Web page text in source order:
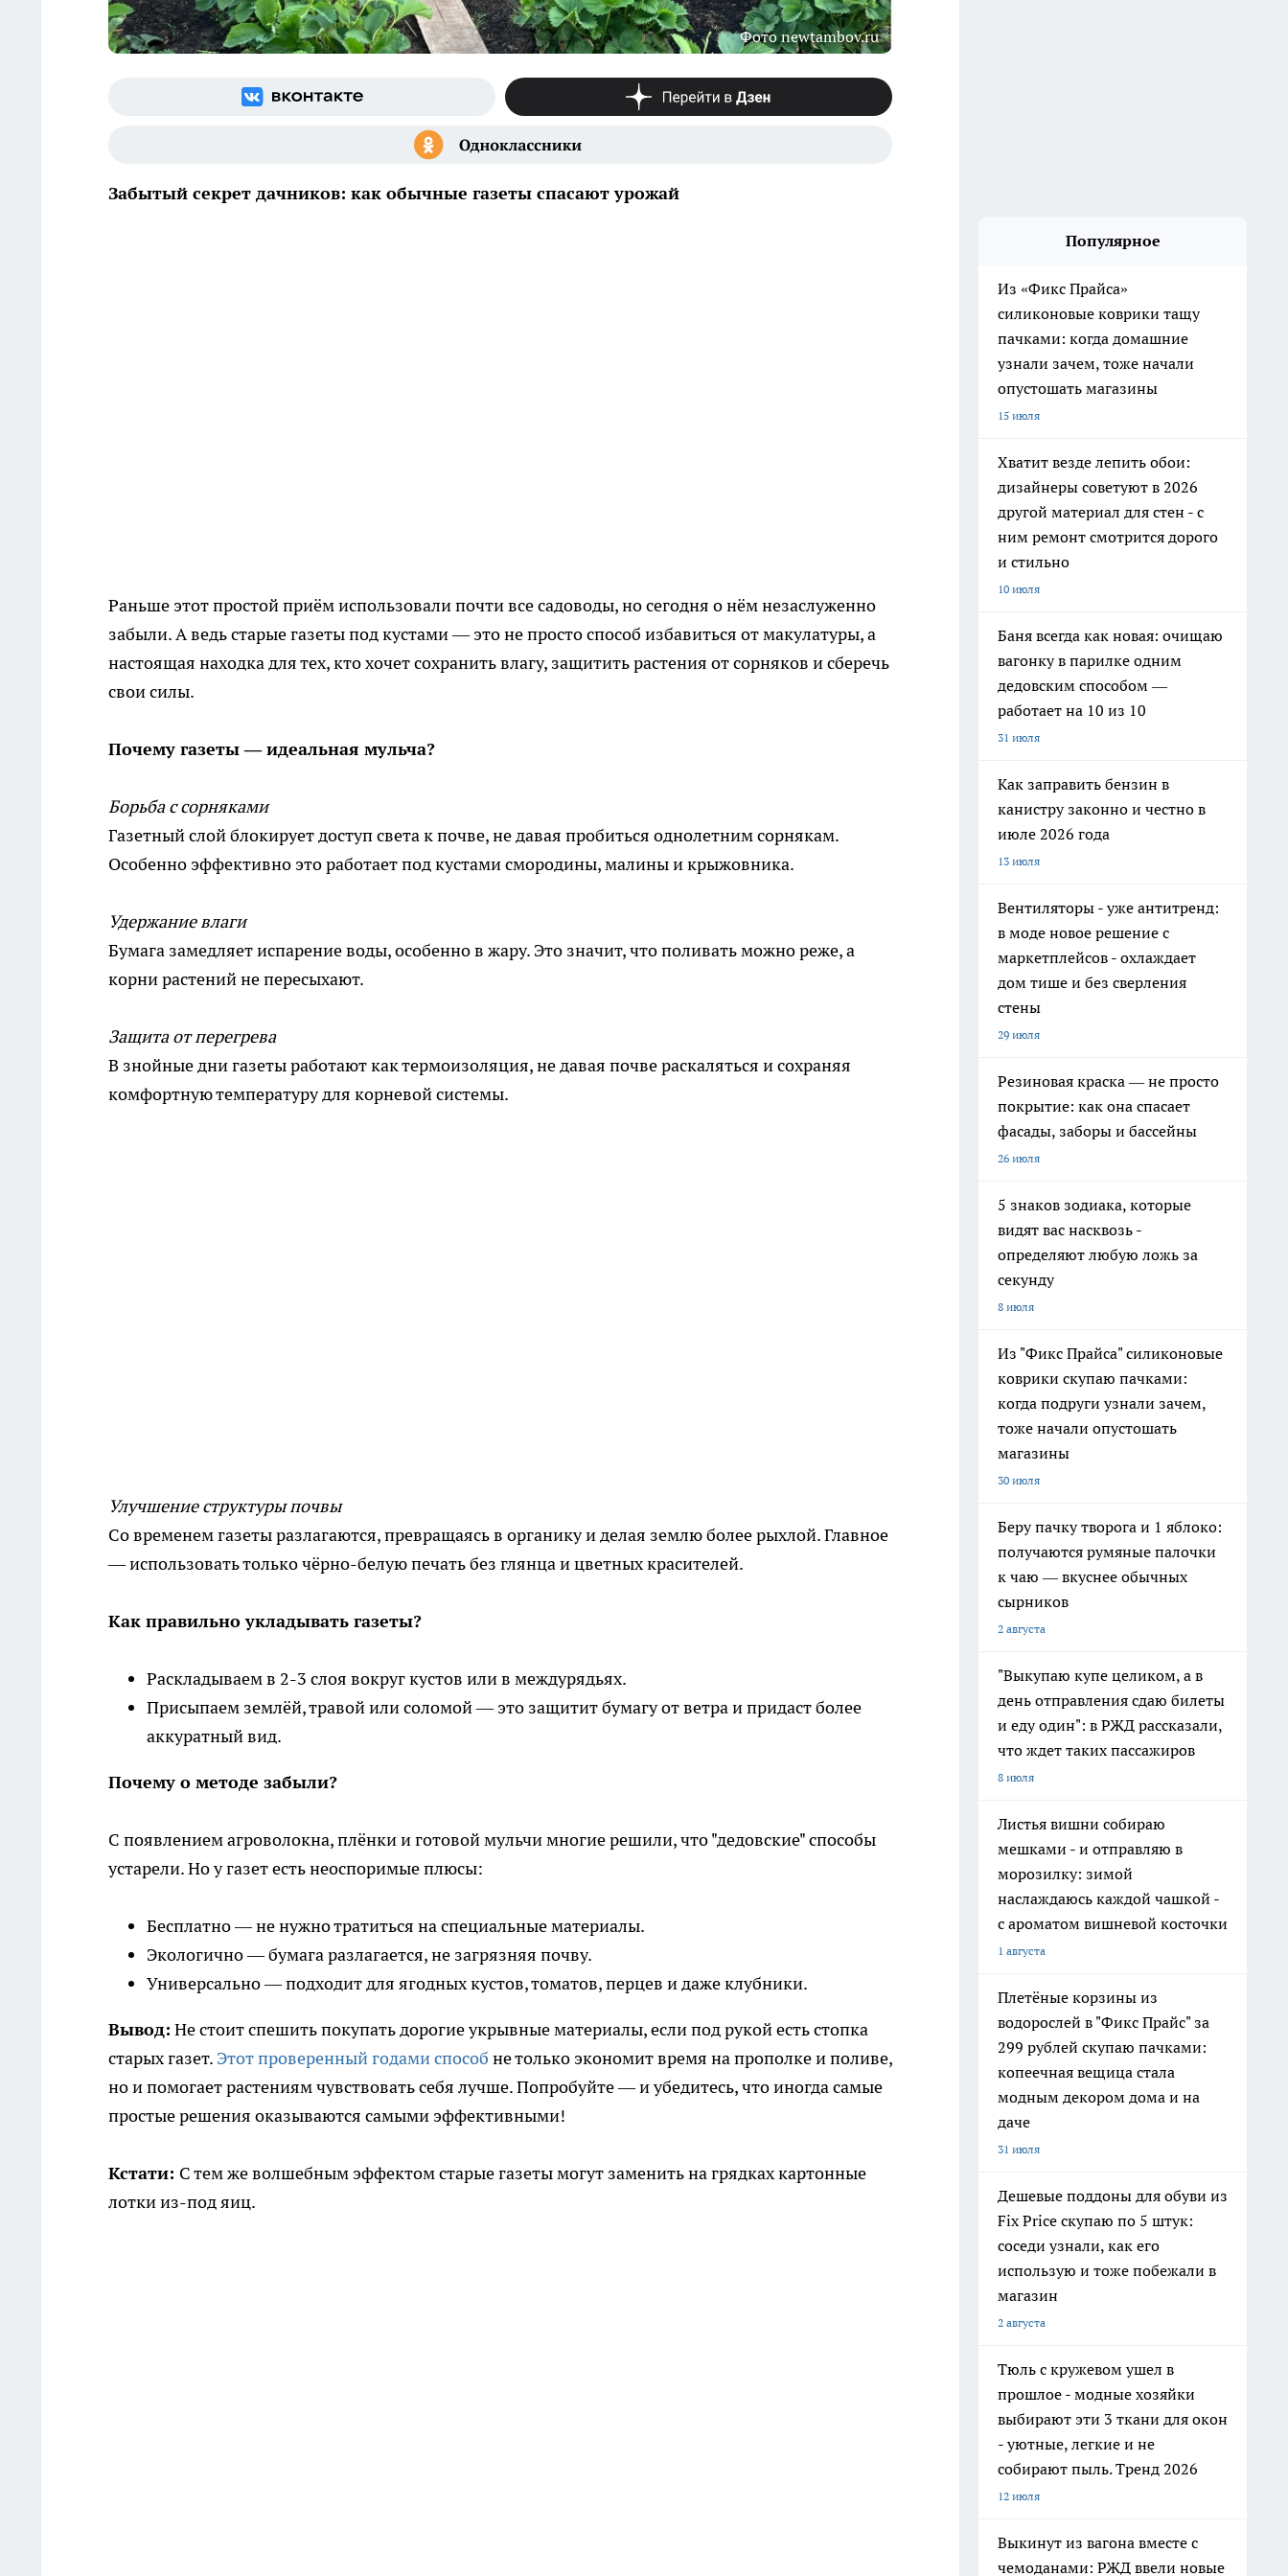
Фото newtambov.ru
Забытый секрет дачников: как обычные газеты спасают урожай
Раньше этот простой приём использовали почти все садоводы, но сегодня о нём незаслуженно
забыли. А ведь старые газеты под кустами — это не просто способ избавиться от макулатуры, а
настоящая находка для тех, кто хочет сохранить влагу, защитить растения от сорняков и сберечь
свои силы.
Почему газеты — идеальная мульча?
Борьба с сорняками
Газетный слой блокирует доступ света к почве, не давая пробиться однолетним сорнякам.
Особенно эффективно это работает под кустами смородины, малины и крыжовника.
Удержание влаги
Бумага замедляет испарение воды, особенно в жару. Это значит, что поливать можно реже, а
корни растений не пересыхают.
Защита от перегрева
В знойные дни газеты работают как термоизоляция, не давая почве раскаляться и сохраняя
комфортную температуру для корневой системы.
Улучшение структуры почвы
Со временем газеты разлагаются, превращаясь в органику и делая землю более рыхлой. Главное
— использовать только чёрно-белую печать без глянца и цветных красителей.
Как правильно укладывать газеты?
Раскладываем в 2-3 слоя вокруг кустов или в междурядьях.
Присыпаем землёй, травой или соломой — это защитит бумагу от ветра и придаст более
аккуратный вид.
Почему о методе забыли?
С появлением агроволокна, плёнки и готовой мульчи многие решили, что "дедовские" способы
устарели. Но у газет есть неоспоримые плюсы:
Бесплатно — не нужно тратиться на специальные материалы.
Экологично — бумага разлагается, не загрязняя почву.
Универсально — подходит для ягодных кустов, томатов, перцев и даже клубники.
Вывод: Не стоит спешить покупать дорогие укрывные материалы, если под рукой есть стопка
старых газет. Этот проверенный годами способ не только экономит время на прополке и поливе,
но и помогает растениям чувствовать себя лучше. Попробуйте — и убедитесь, что иногда самые
простые решения оказываются самыми эффективными!
Кстати: С тем же волшебным эффектом старые газеты могут заменить на грядках картонные
лотки из-под яиц.
Популярное
Из «Фикс Прайса»
силиконовые коврики тащу
пачками: когда домашние
узнали зачем, тоже начали
опустошать магазины
15 июля
Хватит везде лепить обои:
дизайнеры советуют в 2026
другой материал для стен - с
ним ремонт смотрится дорого
и стильно
10 июля
Баня всегда как новая: очищаю
вагонку в парилке одним
дедовским способом —
работает на 10 из 10
31 июля
Как заправить бензин в
канистру законно и честно в
июле 2026 года
13 июля
Вентиляторы - уже антитренд:
в моде новое решение с
маркетплейсов - охлаждает
дом тише и без сверления
стены
29 июля
Резиновая краска — не просто
покрытие: как она спасает
фасады, заборы и бассейны
26 июля
5 знаков зодиака, которые
видят вас насквозь -
определяют любую ложь за
секунду
8 июля
Из "Фикс Прайса" силиконовые
коврики скупаю пачками:
когда подруги узнали зачем,
тоже начали опустошать
магазины
30 июля
Беру пачку творога и 1 яблоко:
получаются румяные палочки
к чаю — вкуснее обычных
сырников
2 августа
"Выкупаю купе целиком, а в
день отправления сдаю билеты
и еду один": в РЖД рассказали,
что ждет таких пассажиров
8 июля
Листья вишни собираю
мешками - и отправляю в
морозилку: зимой
наслаждаюсь каждой чашкой -
с ароматом вишневой косточки
1 августа
Плетёные корзины из
водорослей в "Фикс Прайс" за
299 рублей скупаю пачками:
копеечная вещица стала
модным декором дома и на
даче
31 июля
Дешевые поддоны для обуви из
Fix Price скупаю по 5 штук:
соседи узнали, как его
использую и тоже побежали в
магазин
2 августа
Тюль с кружевом ушел в
прошлое - модные хозяйки
выбирают эти 3 ткани для окон
- уютные, легкие и не
собирают пыль. Тренд 2026
12 июля
Выкинут из вагона вместе с
чемоданами: РЖД ввели новые